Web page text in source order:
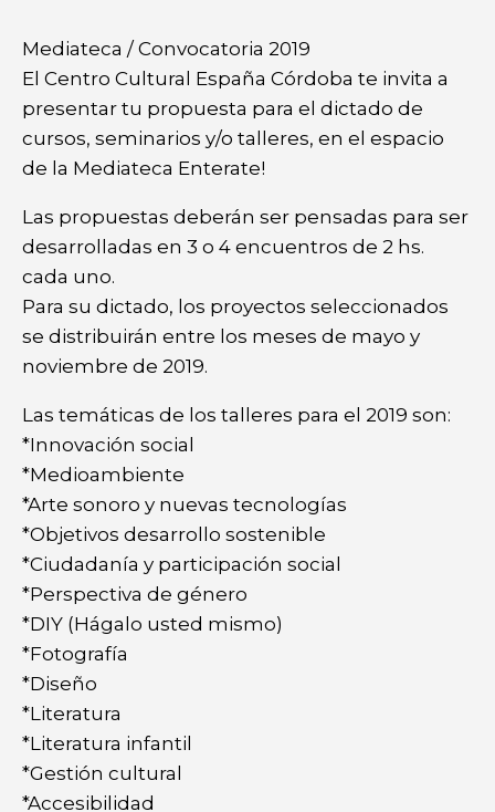
Mediateca / Convocatoria 2019
El Centro Cultural España Córdoba te invita a
presentar tu propuesta para el dictado de
cursos, seminarios y/o talleres, en el espacio
de la Mediateca Enterate!
Las propuestas deberán ser pensadas para ser
desarrolladas en 3 o 4 encuentros de 2 hs.
cada uno.
Para su dictado, los proyectos seleccionados
se distribuirán entre los meses de mayo y
noviembre de 2019.
Las temáticas de los talleres para el 2019 son:
*Innovación social
*Medioambiente
*Arte sonoro y nuevas tecnologías
*Objetivos desarrollo sostenible
*Ciudadanía y participación social
*Perspectiva de género
*DIY (Hágalo usted mismo)
*Fotografía
*Diseño
*Literatura
*Literatura infantil
*Gestión cultural
*Accesibilidad